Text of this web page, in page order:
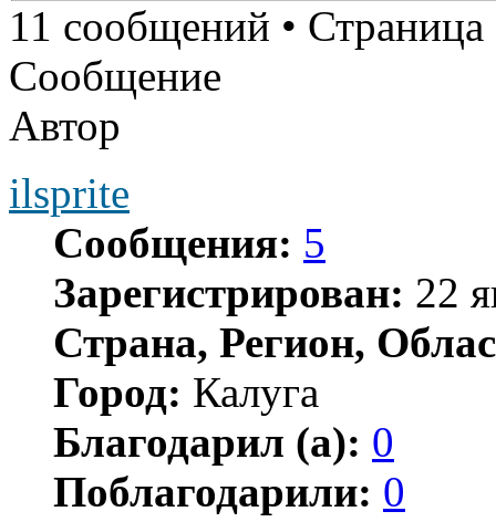
11 сообщений • Страница
Сообщение
Автор
ilsprite
Сообщения: 5
Зарегистрирован: 22
Страна, Регион,
Город: Калуга
Благодарил (а): 0
Поблагодарили: 0